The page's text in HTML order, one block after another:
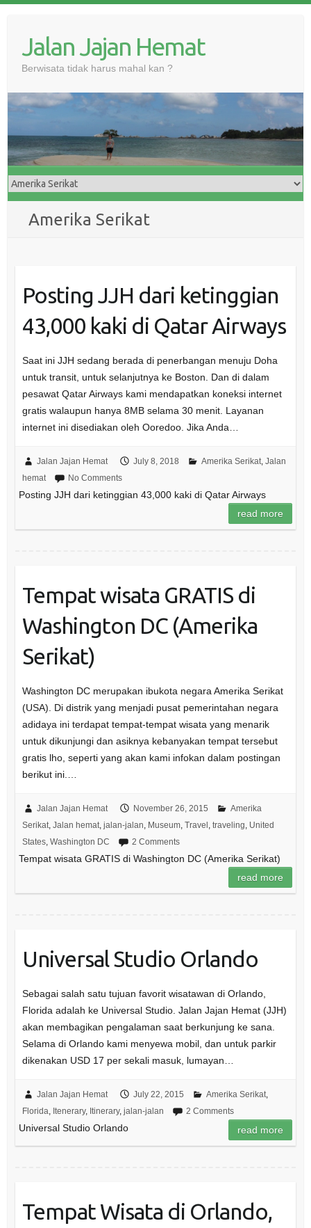
Jalan Jajan Hemat
Berwisata tidak harus mahal kan ?
Amerika Serikat
Posting JJH dari ketinggian
43,000 kaki di Qatar Airways
Saat ini JJH sedang berada di penerbangan menuju Doha
untuk transit, untuk selanjutnya ke Boston. Dan di dalam
pesawat Qatar Airways kami mendapatkan koneksi internet
gratis walaupun hanya 8MB selama 30 menit. Layanan
internet ini disediakan oleh Ooredoo. Jika Anda…
Jalan Jajan Hemat July 8, 2018 Amerika Serikat, Jalan
hemat
No Comments
Posting JJH dari ketinggian 43,000 kaki di Qatar Airways
read more
Tempat wisata GRATIS di
Washington DC (Amerika
Serikat)
Washington DC merupakan ibukota negara Amerika Serikat
(USA). Di distrik yang menjadi pusat pemerintahan negara
adidaya ini terdapat tempat-tempat wisata yang menarik
untuk dikunjungi dan asiknya kebanyakan tempat tersebut
gratis lho, seperti yang akan kami infokan dalam postingan
berikut ini.…
Jalan Jajan Hemat November 26, 2015
Amerika
Serikat, Jalan hemat, jalan-jalan Museum, Travel traveling United
States, Washington DC 2 Comments
Tempat wisata GRATIS di Washington DC (Amerika Serikat)
read more
Universal Studio Orlando
Sebagai salah satu tujuan favorit wisatawan di Orlando,
Florida adalah ke Universal Studio. Jalan Jajan Hemat (JJH)
akan membagikan pengalaman saat berkunjung ke sana.
Selama di Orlando kami menyewa mobil, dan untuk parkir
dikenakan USD 17 per sekali masuk, lumayan…
Jalan Jajan Hemat July 22, 2015 Amerika Serikat,
Florida Itenerary, Itinerary, jalan-jalan 2 Comments
Universal Studio Orlando read more
Tempat Wisata di Orlando,